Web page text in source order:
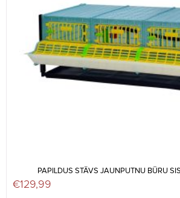
PAPILDUS STĀVS JAUNPUTNU BŪRU
€129,99